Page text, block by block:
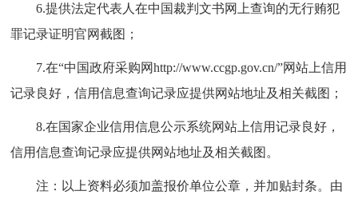
6.提供法定代表人在中国裁判文书网上查询的无行贿犯
罪记录证明官网截图；
7.在“中国政府采购网http://www.ccgp.gov.cn/”网站上信用
记录良好，信用信息查询记录应提供网站地址及相关截图；
8.在国家企业信用信息公示系统网站上信用记录良好，
信用信息查询记录应提供网站地址及相关截图。
注：以上资料必须加盖报价单位公章，并加贴封条。由